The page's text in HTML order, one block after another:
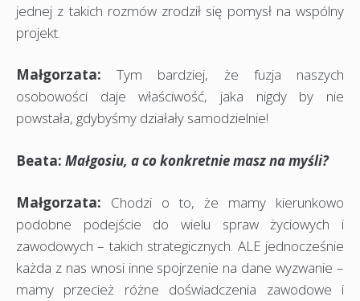
jednej z takich rozmów zrodził się pomysł na wspólny
projekt.
Małgorzata: Tym bardziej, że fuzja naszych
osobowości daje właściwość, jaka nigdy by nie
powstała, gdybyśmy działały samodzielnie!
Beata: Małgosiu, a co konkretnie masz na myśli?
Małgorzata: Chodzi o to, że mamy kierunkowo
podobne podejście do wielu spraw życiowych i
zawodowych – takich strategicznych. ALE jednocześnie
każda z nas wnosi inne spojrzenie na dane wyzwanie –
mamy przecież różne doświadczenia zawodowe i